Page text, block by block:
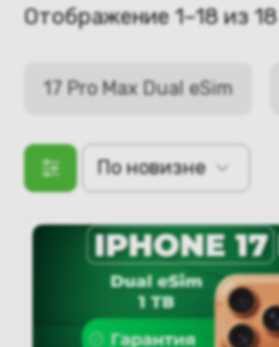
Отображение 1–18 из 18
17 Pro Max Dual eSim
По новизне